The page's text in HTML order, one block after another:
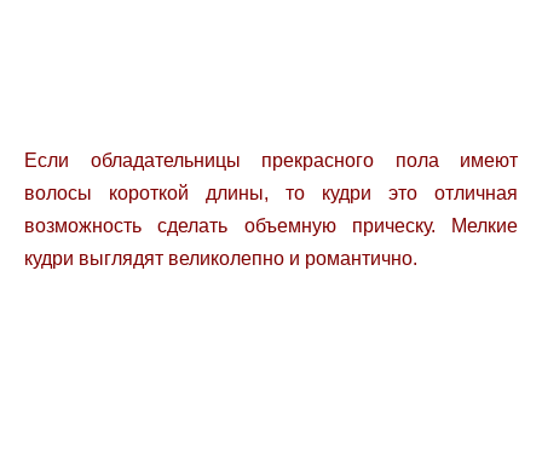
Если обладательницы прекрасного пола имеют
волосы короткой длины, то кудри это отличная
возможность сделать объемную прическу. Мелкие
кудри выглядят великолепно и романтично.